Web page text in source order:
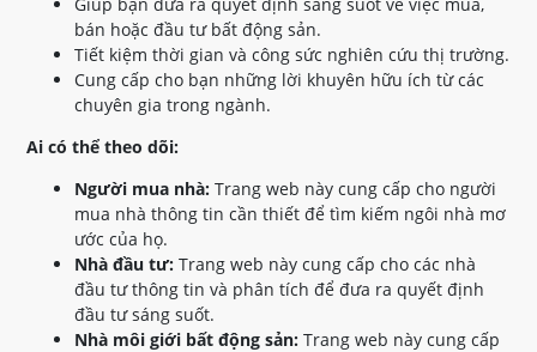
bán hoặc đầu tư bất động sản.
Tiết kiệm thời gian và công sức nghiên cứu thị trường.
Cung cấp cho bạn những lời khuyên hữu ích từ các
chuyên gia trong ngành.
Ai có thể theo dõi:
Người mua nhà: Trang web này cung cấp cho người
mua nhà thông tin cần thiết để tìm kiếm ngôi nhà mơ
ước của họ.
Nhà đầu tư: Trang web này cung cấp cho các nhà
đầu tư thông tin và phân tích để đưa ra quyết định
đầu tư sáng suốt.
Nhà môi giới bất động sản: Trang web này cung cấp